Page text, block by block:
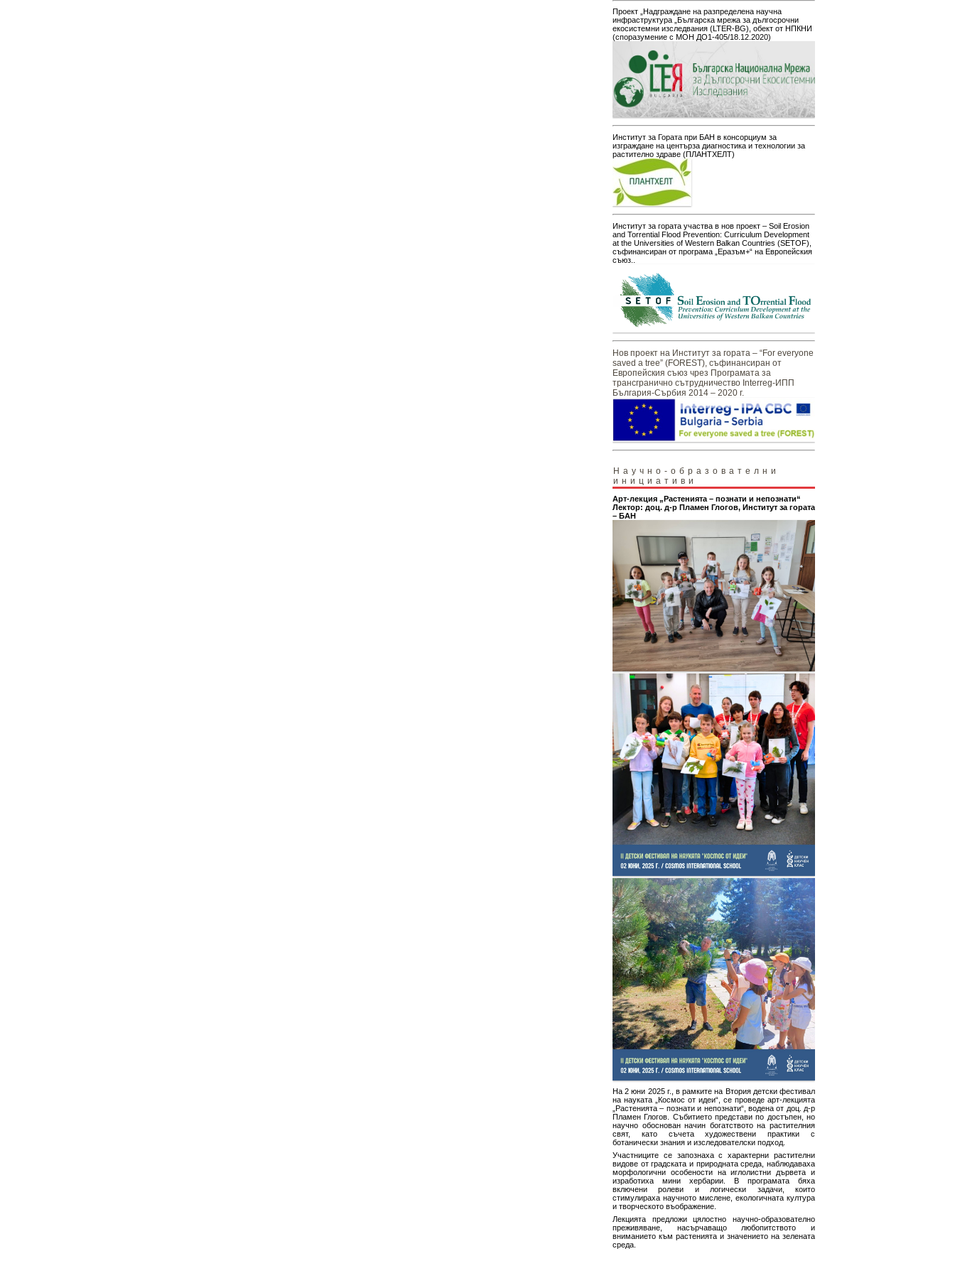
Проект „Надграждане на разпределена научна
инфраструктура „Българска мрежа за дългосрочни
екосистемни изследвания (LTER-BG), обект от НПКНИ
(споразумение с МОН ДО1-405/18.12.2020)
Институт за Гората при БАН в консорциум за
изграждане на центърза диагностика и технологии за
растително здраве (ПЛАНТХЕЛТ)
Институт за гората участва в нов проект – Soil Erosion
and Torrential Flood Prevention: Curriculum Development
at the Universities of Western Balkan Countries (SETOF),
съфинансиран от програма „Еразъм+“ на Европейския
съюз..
Нов проект на Институт за гората – “For everyone
saved a tree” (FOREST), съфинансиран от
Европейския съюз чрез Програмата за
трансгранично сътрудничество Interreg-ИПП
България-Сърбия 2014 – 2020 г.
Научно-образователни
инициативи
Арт-лекция „Растенията – познати и непознати“
Лектор: доц. д-р Пламен Глогов, Институт за гората
– БАН
На 2 юни 2025 г., в рамките на Втория детски фестивал
на науката „Космос от идеи“, се проведе арт-лекцията
„Растенията – познати и непознати“, водена от доц. д-р
Пламен Глогов. Събитието представи по достъпен, но
научно обоснован начин богатството на растителния
свят, като съчета художествени практики с
ботанически знания и изследователски подход.
Участниците се запознаха с характерни растителни
видове от градската и природната среда, наблюдаваха
морфологични особености на иглолистни дървета и
изработиха мини хербарии. В програмата бяха
включени ролеви и логически задачи, които
стимулираха научното мислене, екологичната култура
и творческото въображение.
Лекцията предложи цялостно научно-образователно
преживяване, насърчаващо любопитството и
вниманието към растенията и значението на зелената
среда.